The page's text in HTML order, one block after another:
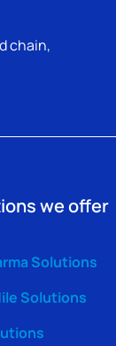
chain,
we offer
Solutions
Solutions